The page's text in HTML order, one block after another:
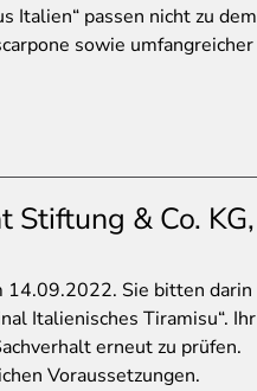
Italien“ passen nicht zu dem
sowie umfangreicher
& Co. KG,
14.09.2022. Sie bitten darin
Italienisches Tiramisu“. Ihr
erneut zu prüfen.
Voraussetzungen.